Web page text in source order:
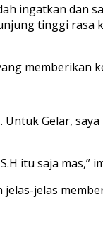
ingatkan dan
tinggi rasa
memberikan
Gelar,
itu saja mas,”
jelas